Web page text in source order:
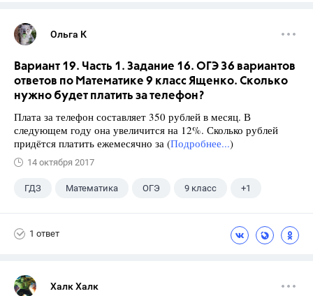
Ольга К
Вариант 19. Часть 1. Задание 16. ОГЭ 36 вариантов
ответов по Математике 9 класс Ященко. Сколько
нужно будет платить за телефон?
Плата за телефон составляет 350 рублей в месяц. В
следующем году она увеличится на 12%. Сколько рублей
придётся платить ежемесячно за (Подробнее...)
14 октября 2017
ГДЗ Математика ОГЭ 9 класс +1
1 ответ
Халк Халк